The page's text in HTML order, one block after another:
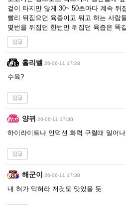
겉이 타지만 않게 30~ 50초마다 계속 뒤
빨리 뒤집으면 육즙이고 뭐고 하는 사람
몇번을 뒤집던 한번만 뒤집던 육즙은 똑
답글
홀리벨 26-06-11 17:28
수육?
답글
양뀌 26-06-11 17:30
하이라이트나 인덕션 화력 구릴때 일어
답글
해군이 26-06-11 17:38
내 혀가 막혀라 저것도 맛있을 듯